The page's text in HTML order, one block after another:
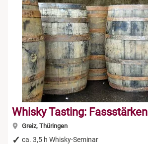
Whisky Tasting: Fassstärken
Greiz, Thüringen
ca. 3,5 h Whisky-Seminar